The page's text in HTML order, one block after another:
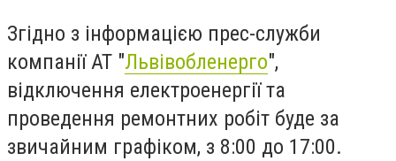
Згідно з інформацією прес-служби
компанії АТ "Львівобленерго",
відключення електроенергії та
проведення ремонтних робіт буде за
звичайним графіком, з 8:00 до 17:00.